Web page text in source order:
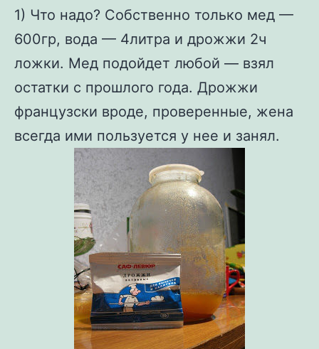
1) Что надо? Собственно только мед —
600гр, вода — 4литра и дрожжи 2ч
ложки. Мед подойдет любой — взял
остатки с прошлого года. Дрожжи
французски вроде, проверенные, жена
всегда ими пользуется у нее и занял.